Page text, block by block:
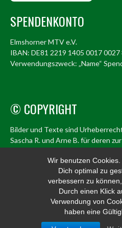
Wir benutzen
Dich optimal zu
verbessern zu
Durch einen Klick
Verwendung von
haben eine
SPENDENKONTO
Elmshorner MTV e.V.
IBAN: DE81 2219 1405 0017 0027
Verwendungszweck: „Name“
© COPYRIGHT
Bilder und Texte sind
Sascha R. und Arne B. für deren
© Elmshorn Alligators 1998 – 2026
info@alligators.de
© 2026